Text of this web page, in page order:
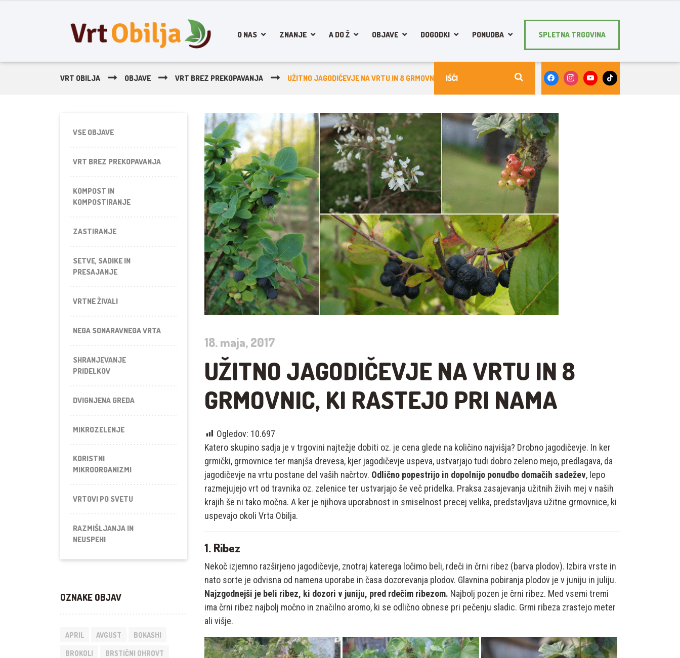
O NAS ZNANJE A DO Ž OBJAVE DOGODKI PONUDBA SPLETNA TRGOVINA
VRT OBILJA OBJAVE VRT BREZ PREKOPAVANJA UŽITNO JAGODIČEVJE NA VRTU IN 8 GRMOVNIC, KI RASTEJO PRI NAMA
18. maja, 2017
UŽITNO JAGODIČEVJE NA VRTU IN 8
GRMOVNIC, KI RASTEJO PRI NAMA
Ogledov: 10.697
Katero skupino sadja je v trgovini najtežje dobiti oz. je cena glede na količino najvišja? Drobno jagodičevje. In ker
grmički, grmovnice ter manjša drevesa, kjer jagodičevje uspeva, ustvarjajo tudi dobro zeleno mejo, predlagava, da
jagodičevje na vrtu postane del vaših načrtov. Odlično popestrijo in dopolnijo ponudbo domačih sadežev, lepo
razmejujejo vrt od travnika oz. zelenice ter ustvarjajo še več pridelka. Praksa zasajevanja užitnih živih mej v naših
krajih še ni tako močna. A ker je njihova uporabnost in smiselnost precej velika, predstavljava užitne grmovnice, ki
uspevajo okoli Vrta Obilja.
1. Ribez
Nekoč izjemno razširjeno jagodičevje, znotraj katerega ločimo beli, rdeči in črni ribez (barva plodov). Izbira vrste in
nato sorte je odvisna od namena uporabe in časa dozorevanja plodov. Glavnina pobiranja plodov je v juniju in juliju.
Najzgodnejši je beli ribez, ki dozori v juniju, pred rdečim ribezom. Najbolj pozen je črni ribez. Med vsemi tremi
ima črni ribez najbolj močno in značilno aromo, ki se odlično obnese pri pečenju sladic. Grmi ribeza zrastejo meter
ali višje.
VSE OBJAVE
VRT BREZ PREKOPAVANJA
KOMPOST IN
KOMPOSTIRANJE
ZASTIRANJE
SETVE, SADIKE IN
PRESAJANJE
VRTNE ŽIVALI
NEGA SONARAVNEGA VRTA
SHRANJEVANJE
PRIDELKOV
DVIGNJENA GREDA
MIKROZELENJE
KORISTNI
MIKROORGANIZMI
VRTOVI PO SVETU
RAZMIŠLJANJA IN
NEUSPEHI
OZNAKE OBJAV
APRIL AVGUST BOKASHI
BROKOLI BRSTIČNI OHROVT